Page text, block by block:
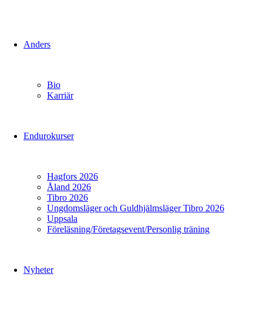
Anders
Bio
Karriär
Endurokurser
Hagfors 2026
Åland 2026
Tibro 2026
Ungdomsläger och Guldhjälmsläger Tibro 2026
Uppsala
Föreläsning/Företagsevent/Personlig träning
Nyheter